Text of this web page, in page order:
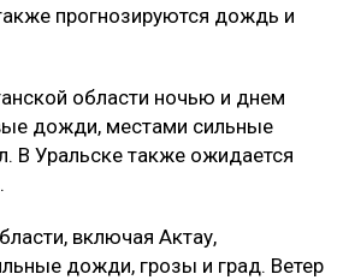
прогнозируются дождь и
области ночью и днем
дожди, местами сильные
В Уральске также ожидается
включая Актау,
дожди, грозы и град. Ветер